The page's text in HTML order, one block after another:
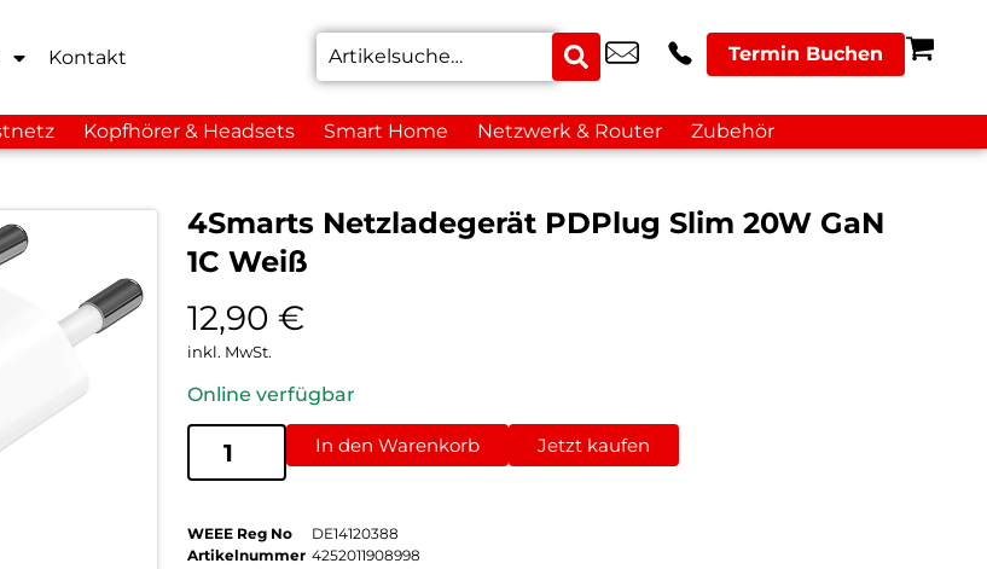
Kontakt Termin Buchen
Kopfhörer & Headsets Smart Home Netzwerk & Router Zubehör
4Smarts Netzladegerät PDPlug Slim 20W GaN
1C Weiß
12,90 €
inkl. MwSt.
Online verfügbar
In den Warenkorb Jetzt kaufen
WEEE Reg No
DE14120388
Artikelnummer 4252011908998